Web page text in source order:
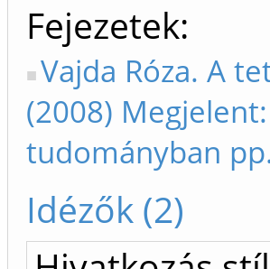
Fejezetek
Vajda Róza. A
(2008)
tudományban
Idézők (2)